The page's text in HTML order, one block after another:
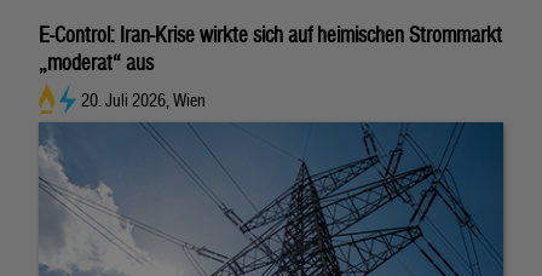
E-Control: Iran-Krise wirkte sich auf heimischen Strommarkt
„moderat“ aus
20. Juli 2026, Wien